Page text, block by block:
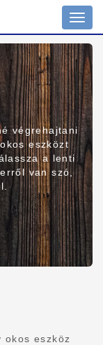
végrehajtani
eszközt
a lenti
van szó,
okos eszköz